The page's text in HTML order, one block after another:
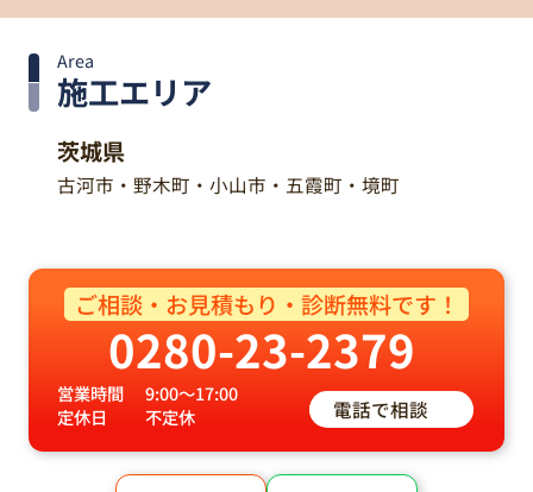
施工エリア
Area
茨城県
古河市・野木町・小山市・五霞町・境町
ご相談・お見積もり・診断無料です！
0280-23-2379
営業時間
9:00～17:00
定休日
不定休 電話で相談